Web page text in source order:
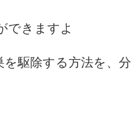
できますよ
駆除する方法を、分